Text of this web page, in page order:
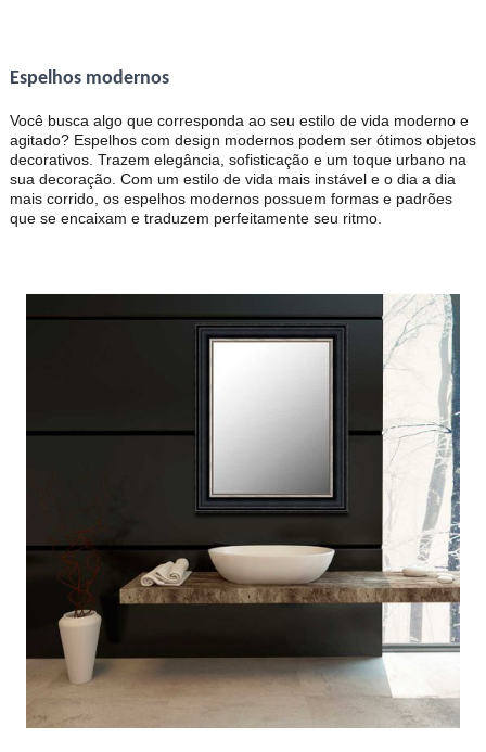
Espelhos modernos
Você busca algo que corresponda ao seu estilo de vida moderno e
agitado? Espelhos com design modernos podem ser ótimos objetos
decorativos. Trazem elegância, sofisticação e um toque urbano na
sua decoração. Com um estilo de vida mais instável e o dia a dia
mais corrido, os espelhos modernos possuem formas e padrões
que se encaixam e traduzem perfeitamente seu ritmo.